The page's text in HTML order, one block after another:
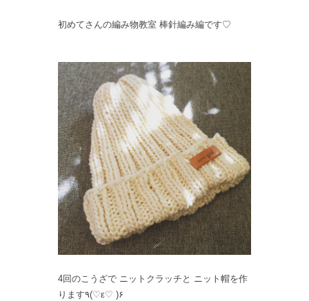
初めてさんの編み物教室 棒針編み編です♡
4回のこうざで ニットクラッチと ニット帽を作
ります٩(♡ε♡ )۶